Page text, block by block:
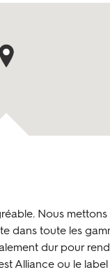
de carte
Nous
dans toute les
dur pour
Alliance ou le